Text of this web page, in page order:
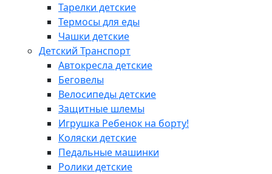
Тарелки детские
Термосы для еды
Чашки детские
Детский Транспорт
Автокресла детские
Беговелы
Велосипеды детские
Защитные шлемы
Игрушка Ребенок на борту!
Коляски детские
Педальные машинки
Ролики детские